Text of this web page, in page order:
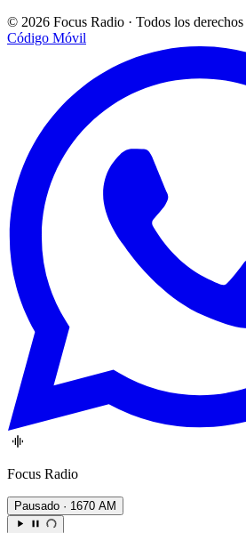
© 2026 Focus Radio · Todos los derechos
Código Móvil
Focus Radio
Pausado · 1670 AM